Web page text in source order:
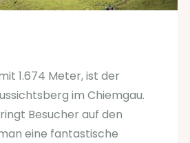
1.674 Meter, ist der
im Chiemgau.
Besucher auf den
eine fantastische